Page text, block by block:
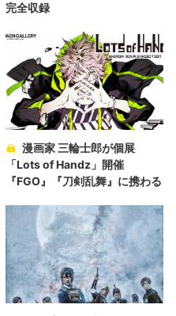
完全収録
漫画家 三輪士郎が個展
「Lots of Handz」開催
『FGO』『刀剣乱舞』に携わる